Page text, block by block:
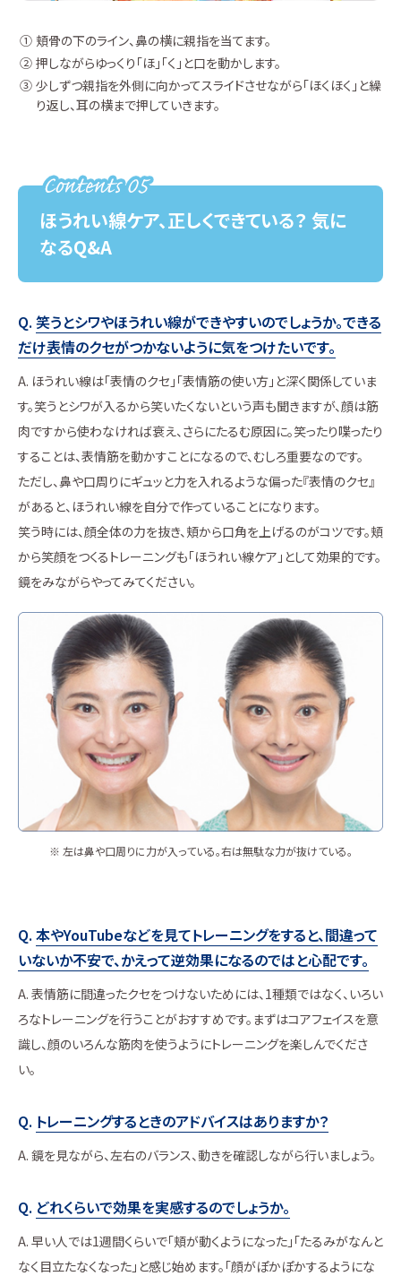
頬骨の下のライン、鼻の横に親指を当てます。
押しながらゆっくり「ほ」「く」と口を動かします。
少しずつ親指を外側に向かってスライドさせながら「ほくほく」と繰
り返し、耳の横まで押していきます。
ほうれい線ケア、正しくできている？ 気に
なるQ&A
笑うとシワやほうれい線ができやすいのでしょうか。できる
だけ表情のクセがつかないように気をつけたいです。
ほうれい線は「表情のクセ」「表情筋の使い方」と深く関係していま
す。笑うとシワが入るから笑いたくないという声も聞きますが、顔は筋
肉ですから使わなければ衰え、さらにたるむ原因に。笑ったり喋ったり
することは、表情筋を動かすことになるので、むしろ重要なのです。
ただし、鼻や口周りにギュッと力を入れるような偏った『表情のクセ』
があると、ほうれい線を自分で作っていることになります。
笑う時には、顔全体の力を抜き、頬から口角を上げるのがコツです。頬
から笑顔をつくるトレーニングも「ほうれい線ケア」として効果的です。
鏡をみながらやってみてください。
※ 左は鼻や口周りに力が入っている。右は無駄な力が抜けている。
本やYouTubeなどを見てトレーニングをすると、間違って
いないか不安で、かえって逆効果になるのではと心配です。
表情筋に間違ったクセをつけないためには、1種類ではなく、いろい
ろなトレーニングを行うことがおすすめです。まずはコアフェイスを意
識し、顔のいろんな筋肉を使うようにトレーニングを楽しんでくださ
い。
トレーニングするときのアドバイスはありますか？
鏡を見ながら、左右のバランス、動きを確認しながら行いましょう。
どれくらいで効果を実感するのでしょうか。
早い人では1週間くらいで「頬が動くようになった」「たるみがなんと
なく目立たなくなった」と感じ始めます。「顔がぽかぽかするようにな